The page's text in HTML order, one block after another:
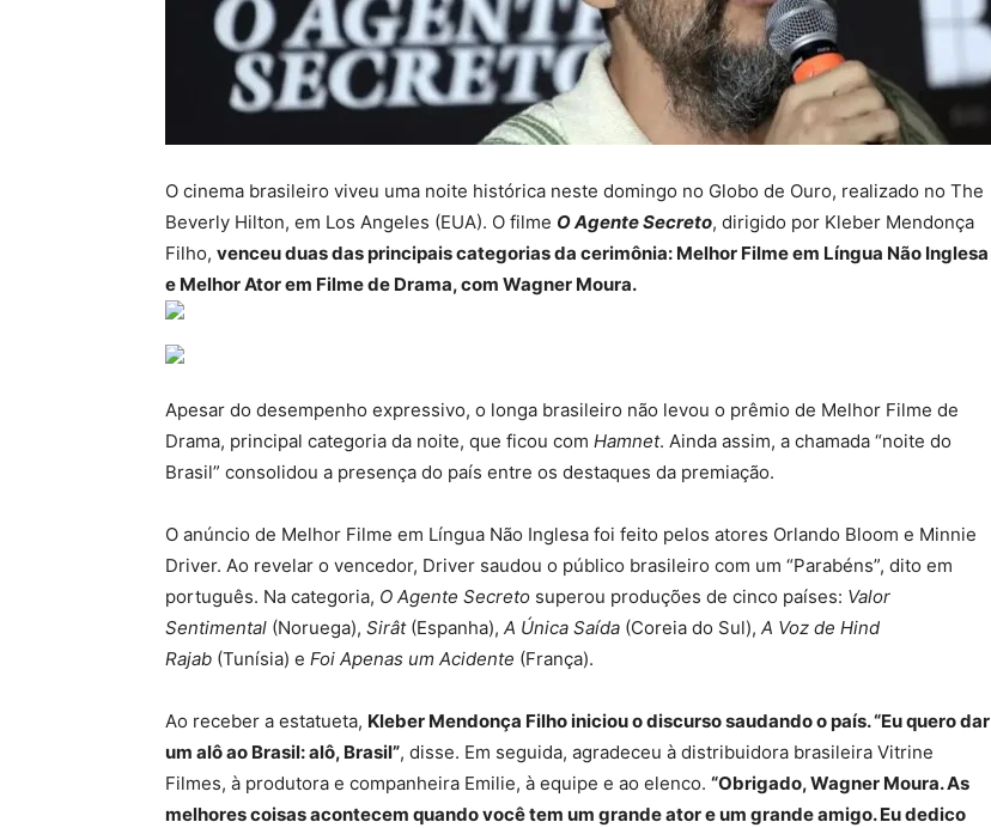
O cinema brasileiro viveu uma noite histórica neste domingo no Globo de Ouro, realizado no The
Beverly Hilton, em Los Angeles (EUA). O filme O Agente Secreto, dirigido por Kleber Mendonça
Filho, venceu duas das principais categorias da cerimônia: Melhor Filme em Língua Não Inglesa
e Melhor Ator em Filme de Drama, com Wagner Moura.
Apesar do desempenho expressivo, o longa brasileiro não levou o prêmio de Melhor Filme de
Drama, principal categoria da noite, que ficou com Hamnet. Ainda assim, a chamada “noite do
Brasil” consolidou a presença do país entre os destaques da premiação.
O anúncio de Melhor Filme em Língua Não Inglesa foi feito pelos atores Orlando Bloom e Minnie
Driver. Ao revelar o vencedor, Driver saudou o público brasileiro com um “Parabéns”, dito em
português. Na categoria, O Agente Secreto superou produções de cinco países: Valor
Sentimental (Noruega), Sirât(Espanha), A Única Saída (Coreia do Sul), A Voz de Hind
Rajab (Tunísia) e Foi Apenas um Acidente (França).
Ao receber a estatueta, Kleber Mendonça Filho iniciou o discurso saudando o país. “Eu quero dar
um alô ao Brasil: alô, Brasil”, disse. Em seguida, agradeceu à distribuidora brasileira Vitrine
Filmes, à produtora e companheira Emilie, à equipe e ao elenco. “Obrigado, Wagner Moura. As
melhores coisas acontecem quando você tem um grande ator e um grande amigo. Eu dedico